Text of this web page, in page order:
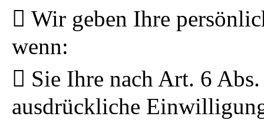
Wir geben Ihre
wenn:
Sie Ihre nach Art. 6
ausdrückliche